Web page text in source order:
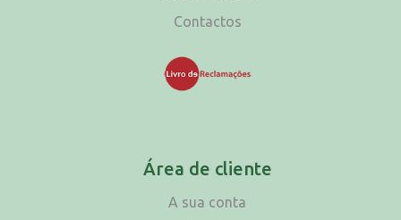
Contactos
Área de cliente
A sua conta